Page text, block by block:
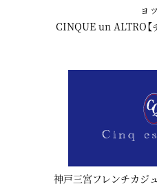
ョ
CINQUE un ALTRO【
神戸三宮フレンチカジ